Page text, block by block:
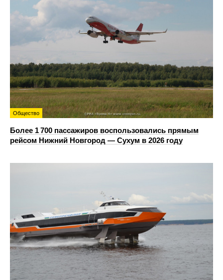
Общество
Более 1 700 пассажиров воспользовались прямым
рейсом Нижний Новгород — Сухум в 2026 году